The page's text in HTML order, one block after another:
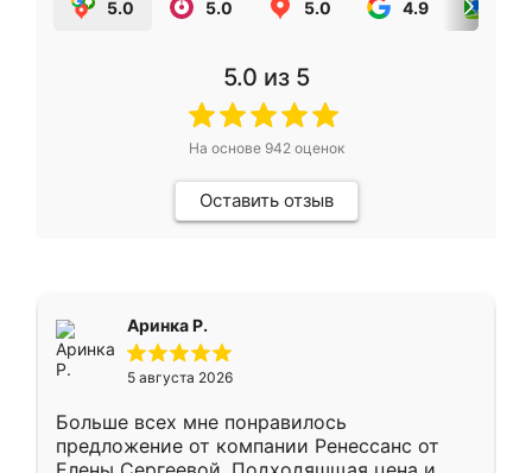
5.0 5.0 5.0 4.9
5.0 из 5
На основе 942оценок
Оставить отзыв
Аринка Р.
5 августа 2026
Больше всех мне понравилось
предложение от компании Ренессанс от